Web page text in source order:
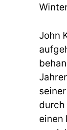
John
einen